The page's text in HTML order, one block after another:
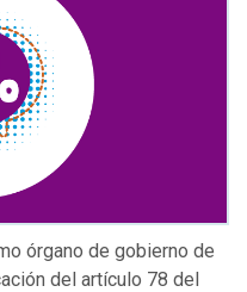
órgano de gobierno de
del artículo 78 del